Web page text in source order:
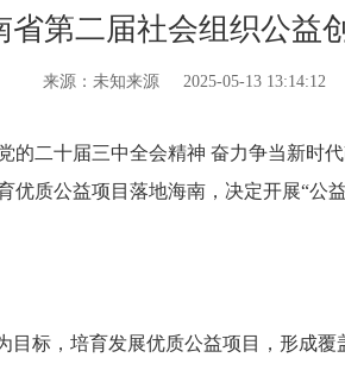
省第二届社会组织公益
来源： 未知来源 2025-05-13 13:14:12
的二十届三中全会精神 奋力争当新时
优质公益项目落地海南，决定开展“公
目标，培育发展优质公益项目，形成